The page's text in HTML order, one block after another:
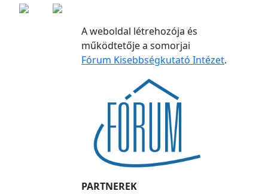
A weboldal létrehozója és
működtetője a somorjai
Fórum Kisebbségkutató Intézet.
PARTNEREK